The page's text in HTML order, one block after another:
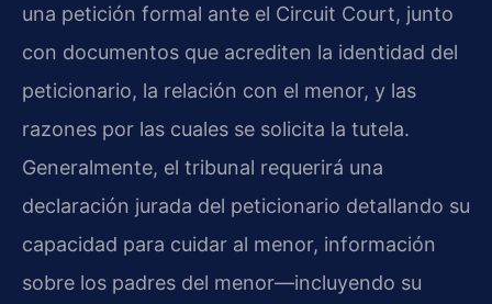
una petición formal ante el Circuit Court, junto
con documentos que acrediten la identidad del
peticionario, la relación con el menor, y las
razones por las cuales se solicita la tutela.
Generalmente, el tribunal requerirá una
declaración jurada del peticionario detallando su
capacidad para cuidar al menor, información
sobre los padres del menor—incluyendo su